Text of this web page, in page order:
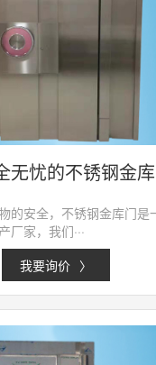
的安全，不锈钢金库门是
家，我们···
我要询价 〉